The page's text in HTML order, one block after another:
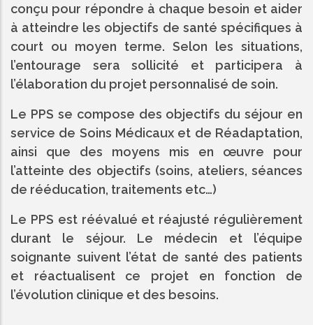
conçu pour répondre à chaque besoin et aider
à atteindre les objectifs de santé spécifiques à
court ou moyen terme. Selon les situations,
l’entourage sera sollicité et participera à
l’élaboration du projet personnalisé de soin.
Le PPS se compose des objectifs du séjour en
service de Soins Médicaux et de Réadaptation,
ainsi que des moyens mis en œuvre pour
l’atteinte des objectifs (soins, ateliers, séances
de rééducation, traitements etc…)
Le PPS est réévalué et réajusté régulièrement
durant le séjour. Le médecin et l’équipe
soignante suivent l’état de santé des patients
et réactualisent ce projet en fonction de
l’évolution clinique et des besoins.